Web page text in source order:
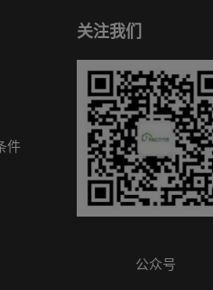
件
关注我们
公众